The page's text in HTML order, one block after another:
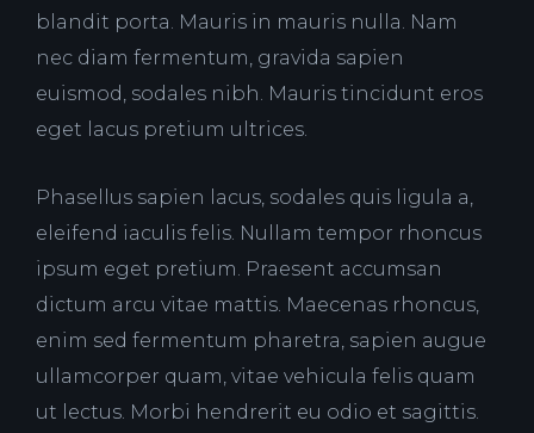
blandit porta. Mauris in mauris nulla. Nam
nec diam fermentum, gravida sapien
euismod, sodales nibh. Mauris tincidunt eros
eget lacus pretium ultrices.
Phasellus sapien lacus, sodales quis ligula a,
eleifend iaculis felis. Nullam tempor rhoncus
ipsum eget pretium. Praesent accumsan
dictum arcu vitae mattis. Maecenas rhoncus,
enim sed fermentum pharetra, sapien augue
ullamcorper quam, vitae vehicula felis quam
ut lectus. Morbi hendrerit eu odio et sagittis.